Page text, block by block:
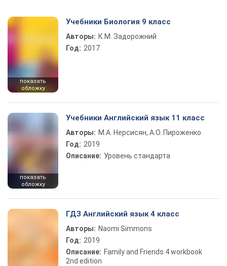
показать
обложку
Учебники Биология 9 класс
Авторы: К.М. Задорожний
Год: 2017
показать
обложку
Учебники Английский язык 11 класс
Авторы: М.А. Нерсисян, А.О. Пироженко
Год: 2019
Описание: Уровень стандарта
ГДЗ Английский язык 4 класс
Авторы: Naomi Simmons
Год: 2019
Описание: Family and Friends 4 workbook
2nd edition